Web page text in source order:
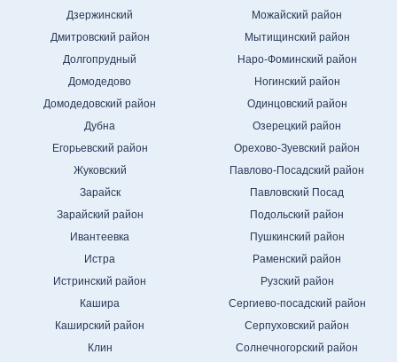
Дзержинский
Дмитровский район
Долгопрудный
Домодедово
Домодедовский район
Дубна
Егорьевский район
Жуковский
Зарайск
Зарайский район
Ивантеевка
Истра
Истринский район
Кашира
Каширский район
Клин
Можайский район
Мытищинский район
Наро-Фоминский район
Ногинский район
Одинцовский район
Озерецкий район
Орехово-Зуевский район
Павлово-Посадский район
Павловский Посад
Подольский район
Пушкинский район
Раменский район
Рузский район
Сергиево-посадский район
Серпуховский район
Солнечногорский район